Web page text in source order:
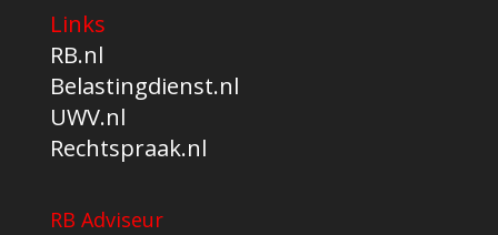
Links
RB.nl
Belastingdienst.nl
UWV.nl
Rechtspraak.nl
RB Adviseur